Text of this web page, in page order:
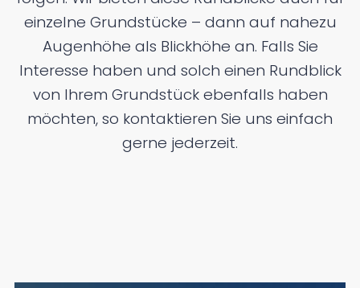
einzelne Grundstücke – dann auf nahezu
Augenhöhe als Blickhöhe an. Falls Sie
Interesse haben und solch einen Rundblick
von Ihrem Grundstück ebenfalls haben
möchten, so kontaktieren Sie uns einfach
gerne jederzeit.